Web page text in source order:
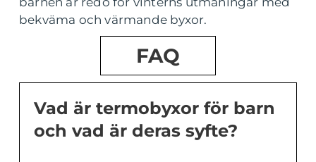
bekväma och värmande byxor.
FAQ
Vad är termobyxor för barn
och vad är deras syfte?